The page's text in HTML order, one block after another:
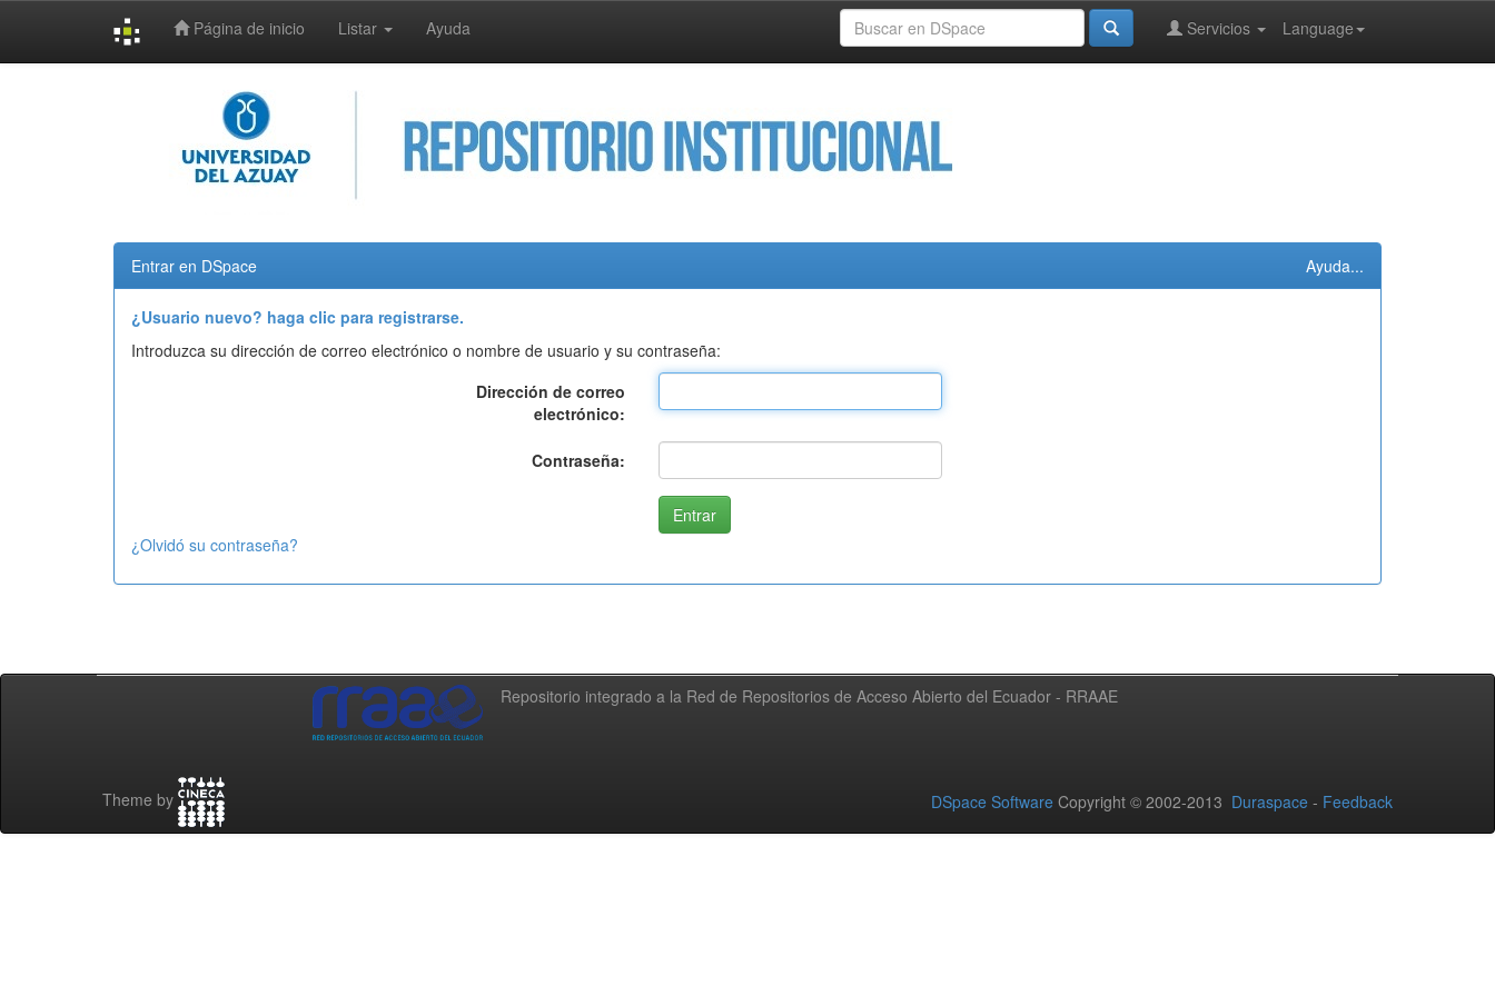
Página de inicio Listar Ayuda Language
Servicios
Entrar en DSpace Ayuda...
¿Usuario nuevo? haga clic para registrarse.
Introduzca su dirección de correo electrónico o nombre de usuario y su contraseña:
Dirección de correo
electrónico:
Contraseña:
¿Olvidó su contraseña?
Repositorio integrado a la Red de Repositorios de Acceso Abierto del Ecuador - RRAAE
Theme by DSpace Software Copyright © 2002-2013 Duraspace - Feedback